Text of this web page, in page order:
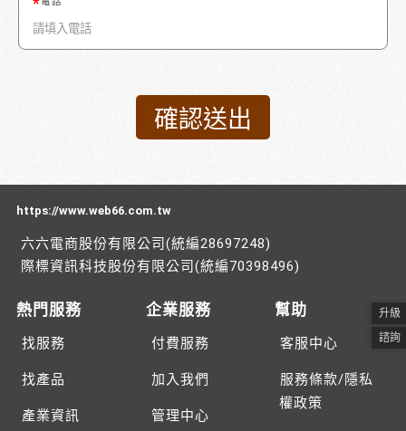
https://www.web66.com.tw
六六電商股份有限公司(統編28697248)
際標資訊科技股份有限公司(統編70398496)
熱門服務
找服務
找產品
產業資訊
企業服務
付費服務
加入我們
管理中心
幫助
客服中心
服務條款/隱私
權政策
升級
諮詢